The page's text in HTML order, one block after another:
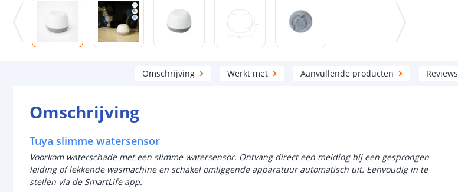
Omschrijving Werkt met Aanvullende producten Reviews
Omschrijving
Tuya slimme watersensor
Voorkom waterschade met een slimme watersensor. Ontvang direct een melding bij een gesprongen
leiding of lekkende wasmachine en schakel omliggende apparatuur automatisch uit. Eenvoudig in te
stellen via de SmartLife app.